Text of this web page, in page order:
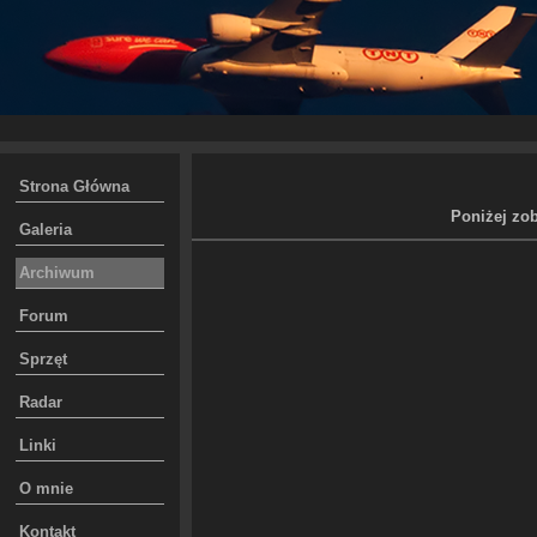
Strona Główna
Galeria
Archiwum
Forum
Sprzęt
Radar
Linki
O mnie
Kontakt
Poniżej